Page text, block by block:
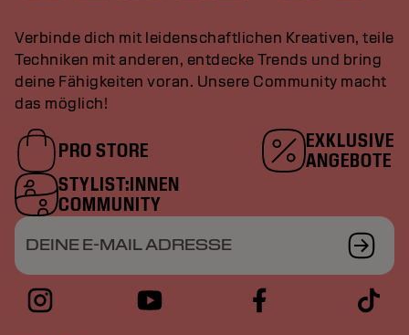
Verbinde dich mit leidenschaftlichen Kreativen, teile
Techniken mit anderen, entdecke Trends und bring
deine Fähigkeiten voran. Unsere Community macht
das möglich!
PRO STORE
EXKLUSIVE
ANGEBOTE
STYLIST:INNEN
COMMUNITY
DEINE E-MAIL ADRESSE